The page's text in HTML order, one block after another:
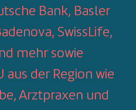
Bank, Basler
SwissLife,
mehr sowie
aus der Region wie
Arztpraxen und